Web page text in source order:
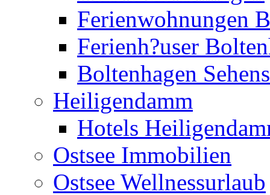
Ferienwohnungen
Ferienh?user
Boltenhagen
Heiligendamm
Hotels
Ostsee Immobilien
Ostsee Wellnessurlaub